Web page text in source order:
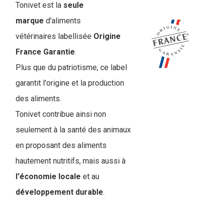
Tonivet est la seule
marque d'aliments
vétérinaires labellisée Origine
France Garantie.
Plus que du patriotisme, ce label
garantit l'origine et la production
des aliments.
Tonivet contribue ainsi non
seulement à la santé des animaux
en proposant des aliments
hautement nutritifs, mais aussi à
l'économie locale et au
développement durable.